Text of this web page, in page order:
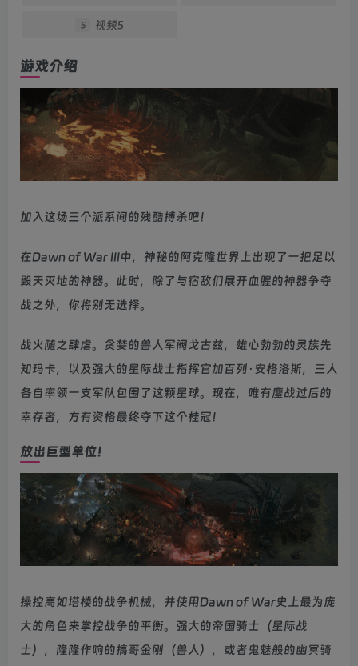
5 视频5
游戏介绍
加入这场三个派系间的残酷搏杀吧！
在Dawn of War III中，神秘的阿克隆世界上出现了一把足以
毁天灭地的神器。此时，除了与宿敌们展开血腥的神器争夺
战之外，你将别无选择。
战火随之肆虐。贪婪的兽人军阀戈古兹，雄心勃勃的灵族先
知玛卡，以及强大的星际战士指挥官加百列·安格洛斯，三人
各自率领一支军队包围了这颗星球。现在，唯有鏖战过后的
幸存者，方有资格最终夺下这个桂冠！
放出巨型单位！
操控高如塔楼的战争机械，并使用Dawn of War史上最为庞
大的角色来掌控战争的平衡。强大的帝国骑士（星际战
士），隆隆作响的搞哥金刚（兽人），或者鬼魅般的幽冥骑